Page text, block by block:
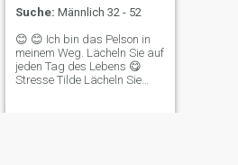
Suche: Männlich 32 - 52
😊 😊 Ich bin das Pelson in
meinem Weg. Lächeln Sie auf
jeden Tag des Lebens 😋
Stresse Tilde Lächeln Sie